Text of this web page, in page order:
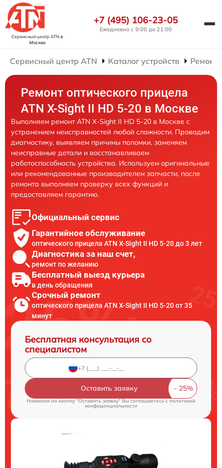
Сервисный центр ATN в
Москве
+7 (495) 106-23-05
Ежедневно с 9:00 до 21:00
Сервисный центр ATN Каталог устройств Ремонт
Ремонт оптического прицела
ATN X-Sight II HD 5-20 в Москве
Выполняем ремонт ATN X-Sight II HD 5-20 в Москве с
устранением неисправностей любой сложности. Проводим
диагностику, выявляем причины поломки, заменяем
неисправные детали и восстанавливаем
работоспособность устройства. Используем оригинальные
или рекомендованные производителем запчасти, после
ремонта выполняем проверку всех функций и
предоставляем гарантию.
Официальный сервис
Гарантийное обслуживание
оптического прицела ATN X-Sight II HD 5-20 до 3 лет
Диагностика за наш счет,
ремонт по желанию
Бесплатный выезд курьера
в день обращения
Срочный ремонт
оптического прицела ATN X-Sight II HD 5-20 от 35
минут
Бесплатная консультация со
специалистом
Оставить заявку
Нажимая на кнопку "Оставить заявку" Вы соглашаетесь cполитикой
конфиденциальности